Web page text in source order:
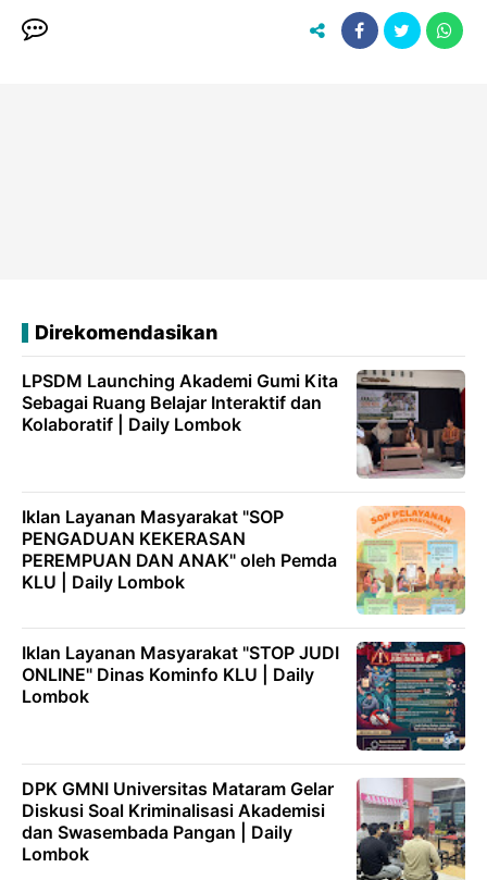
Direkomendasikan
LPSDM Launching Akademi Gumi Kita
Sebagai Ruang Belajar Interaktif dan
Kolaboratif | Daily Lombok
Iklan Layanan Masyarakat "SOP
PENGADUAN KEKERASAN
PEREMPUAN DAN ANAK" oleh Pemda
KLU | Daily Lombok
Iklan Layanan Masyarakat "STOP JUDI
ONLINE" Dinas Kominfo KLU | Daily
Lombok
DPK GMNI Universitas Mataram Gelar
Diskusi Soal Kriminalisasi Akademisi
dan Swasembada Pangan | Daily
Lombok